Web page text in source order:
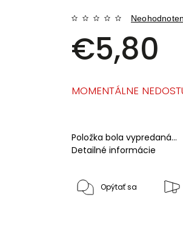
€5,80
Položka bola vypredaná…
MOMENTÁLNE
Detailné informácie
Opýtať sa